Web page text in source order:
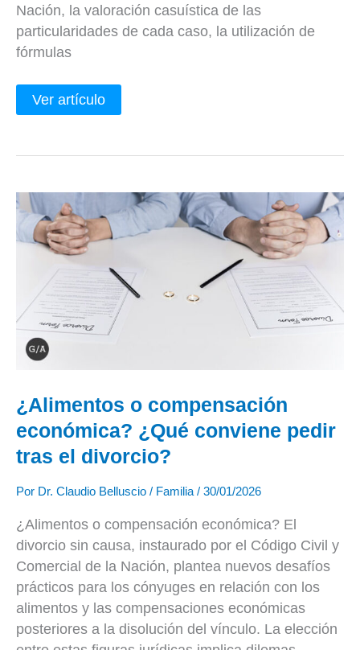
Nación, la valoración casuística de las
particularidades de cada caso, la utilización de
fórmulas
Ver artículo
¿Alimentos o compensación
económica? ¿Qué conviene pedir
tras el divorcio?
Por Dr. Claudio Belluscio / Familia / 30/01/2026
¿Alimentos o compensación económica? El
divorcio sin causa, instaurado por el Código Civil y
Comercial de la Nación, plantea nuevos desafíos
prácticos para los cónyuges en relación con los
alimentos y las compensaciones económicas
posteriores a la disolución del vínculo. La elección
¿Alimentos
o
compensación
económica?
¿Qué
pedir
tras
divorcio?